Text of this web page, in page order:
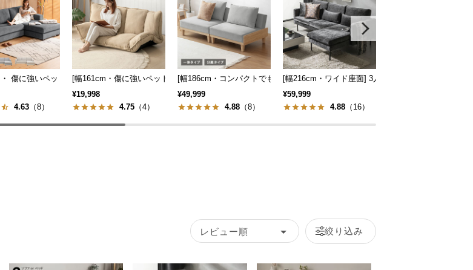
能ソファ
けレザーカウチソファ 広々設計 高級感
傷に強いペット対応生地] ワイドカウチソファ ロースタイル
4.63 （8）
[幅161cm・傷に強いペット対応生地も] 2人掛けフロアソファ 座椅子タイプ リクライニング
¥19,998
4.75 （4）
[幅186cm・コンパクトでも広々] 3人掛けソファベッド リクライニング 天然木フレ
¥49,999
4.88 （8）
[幅216cm・ワイド座面] 3人掛けカウチソファ ブラ
¥59,999
4.88 （16）
レビュー順 絞り込み